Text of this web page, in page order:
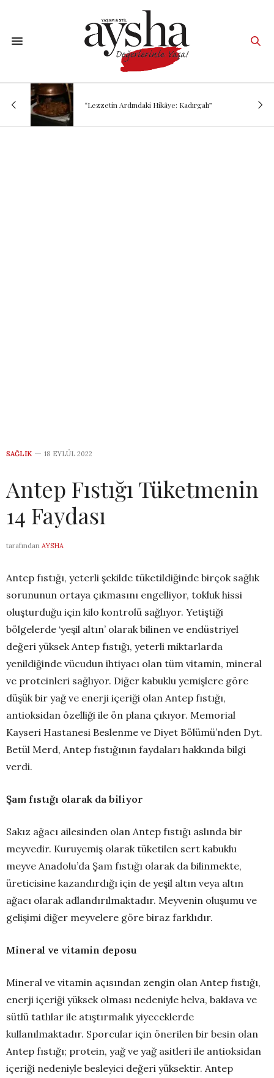
“Lezzetin Ardındaki Hikâye: Kadırgalı”
SAĞLIK 18 EYLÜL 2022
Antep Fıstığı Tüketmenin
14 Faydası
tarafından AYSHA
Antep fıstığı, yeterli şekilde tüketildiğinde birçok sağlık
sorununun ortaya çıkmasını engelliyor, tokluk hissi
oluşturduğu için kilo kontrolü sağlıyor. Yetiştiği
bölgelerde ‘yeşil altın’ olarak bilinen ve endüstriyel
değeri yüksek Antep fıstığı, yeterli miktarlarda
yenildiğinde vücudun ihtiyacı olan tüm vitamin, mineral
ve proteinleri sağlıyor. Diğer kabuklu yemişlere göre
düşük bir yağ ve enerji içeriği olan Antep fıstığı,
antioksidan özelliği ile ön plana çıkıyor. Memorial
Kayseri Hastanesi Beslenme ve Diyet Bölümü’nden Dyt.
Betül Merd, Antep fıstığının faydaları hakkında bilgi
verdi.
Şam fıstığı olarak da biliyor
Sakız ağacı ailesinden olan Antep fıstığı aslında bir
meyvedir. Kuruyemiş olarak tüketilen sert kabuklu
meyve Anadolu’da Şam fıstığı olarak da bilinmekte,
üreticisine kazandırdığı için de yeşil altın veya altın
ağacı olarak adlandırılmaktadır. Meyvenin oluşumu ve
gelişimi diğer meyvelere göre biraz farklıdır.
Mineral ve vitamin deposu
Mineral ve vitamin açısından zengin olan Antep fıstığı,
enerji içeriği yüksek olması nedeniyle helva, baklava ve
sütlü tatlılar ile atıştırmalık yiyeceklerde
kullanılmaktadır. Sporcular için önerilen bir besin olan
Antep fıstığı; protein, yağ ve yağ asitleri ile antioksidan
içeriği nedeniyle besleyici değeri yüksektir. Antep